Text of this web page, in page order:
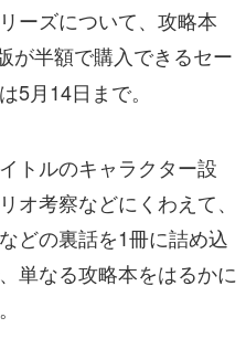
ーズについて、攻略本
が半額で購入できるセー
5月14日まで。
トルのキャラクター設
オ考察などにくわえて、
どの裏話を1冊に詰め込
単なる攻略本をはるかに